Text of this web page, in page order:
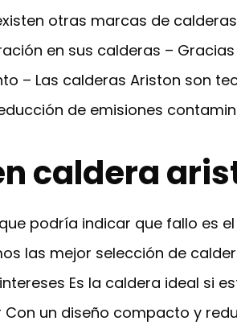
otras marcas de
en sus calderas –
– Las calderas Ariston son
de emisiones
caldera
podría indicar que fallo es
las mejor selección de
Es la caldera ideal si
un diseño compacto y